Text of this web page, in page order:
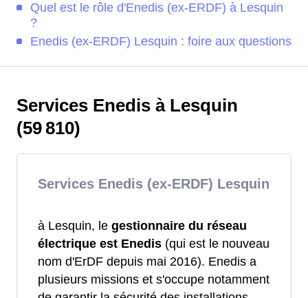
Quel est le rôle d'Enedis (ex-ERDF) à Lesquin
?
Enedis (ex-ERDF) Lesquin : foire aux questions
Services Enedis à Lesquin
(59 810)
Services Enedis (ex-ERDF) Lesquin
à Lesquin, le gestionnaire du réseau
électrique est Enedis (qui est le nouveau
nom d'ErDF depuis mai 2016). Enedis a
plusieurs missions et s'occupe notamment